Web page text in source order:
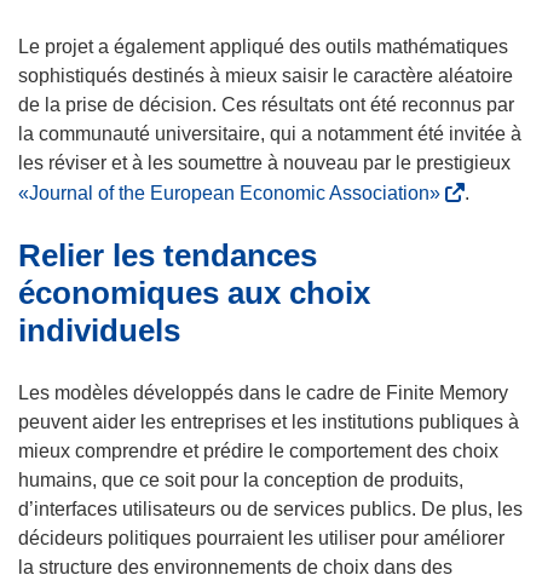
Le projet a également appliqué des outils mathématiques
sophistiqués destinés à mieux saisir le caractère aléatoire
de la prise de décision. Ces résultats ont été reconnus par
la communauté universitaire, qui a notamment été invitée à
les réviser et à les soumettre à nouveau par le prestigieux
«Journal of the European Economic Association»(
e
d
a
n
s
u
n
.
Relier les tendances
économiques aux choix
individuels
Les modèles développés dans le cadre de Finite Memory
peuvent aider les entreprises et les institutions publiques à
mieux comprendre et prédire le comportement des choix
humains, que ce soit pour la conception de produits,
d’interfaces utilisateurs ou de services publics. De plus, les
décideurs politiques pourraient les utiliser pour améliorer
la structure des environnements de choix dans des